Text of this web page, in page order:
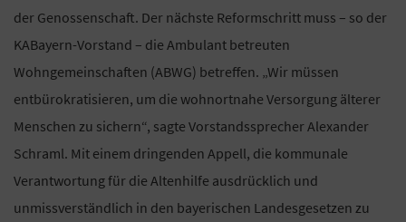
der Genossenschaft. Der nächste Reformschritt muss – so der
KABayern-Vorstand – die Ambulant betreuten
Wohngemeinschaften (ABWG) betreffen. „Wir müssen
entbürokratisieren, um die wohnortnahe Versorgung älterer
Menschen zu sichern“, sagte Vorstandssprecher Alexander
Schraml. Mit einem dringenden Appell, die kommunale
Verantwortung für die Altenhilfe ausdrücklich und
unmissverständlich in den bayerischen Landesgesetzen zu